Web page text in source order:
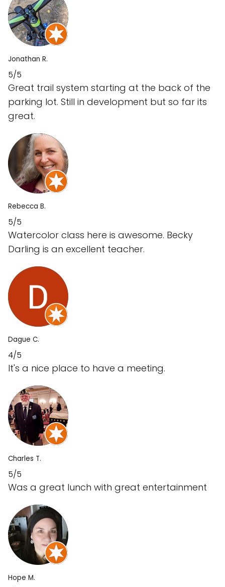
Jonathan R.
5/5
Great trail system starting at the back of the
parking lot. Still in development but so far its
great.
Rebecca B.
5/5
Watercolor class here is awesome. Becky
Darling is an excellent teacher.
Dague C.
4/5
It's a nice place to have a meeting.
Charles T.
5/5
Was a great lunch with great entertainment
Hope M.